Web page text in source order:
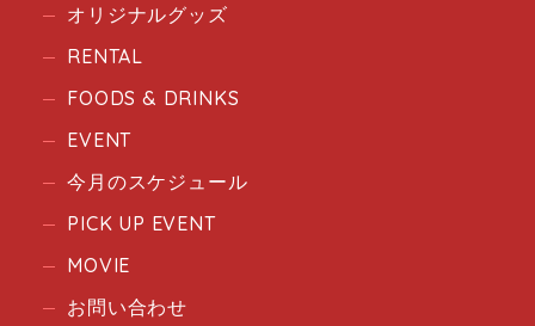
オリジナルグッズ
RENTAL
FOODS & DRINKS
EVENT
今月のスケジュール
PICK UP EVENT
MOVIE
お問い合わせ